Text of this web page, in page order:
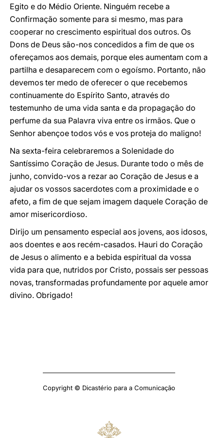
Egito e do Médio Oriente. Ninguém recebe a
Confirmação somente para si mesmo, mas para
cooperar no crescimento espiritual dos outros. Os
Dons de Deus são-nos concedidos a fim de que os
ofereçamos aos demais, porque eles aumentam com a
partilha e desaparecem com o egoísmo. Portanto, não
devemos ter medo de oferecer o que recebemos
continuamente do Espírito Santo, através do
testemunho de uma vida santa e da propagação do
perfume da sua Palavra viva entre os irmãos. Que o
Senhor abençoe todos vós e vos proteja do maligno!
Na sexta-feira celebraremos a Solenidade do
Santíssimo Coração de Jesus. Durante todo o mês de
junho, convido-vos a rezar ao Coração de Jesus e a
ajudar os vossos sacerdotes com a proximidade e o
afeto, a fim de que sejam imagem daquele Coração de
amor misericordioso.
Dirijo um pensamento especial aos jovens, aos idosos,
aos doentes e aos recém-casados. Hauri do Coração
de Jesus o alimento e a bebida espiritual da vossa
vida para que, nutridos por Cristo, possais ser pessoas
novas, transformadas profundamente por aquele amor
divino. Obrigado!
Copyright © Dicastério para a Comunicação